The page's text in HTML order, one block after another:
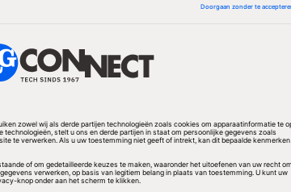
maken van Apigee voor het beheer van
Center biedt ontwikkelaars gereedschap
hybride omgevingen. Zij kunnen
Cisco DevNet Sandbox om veilig en